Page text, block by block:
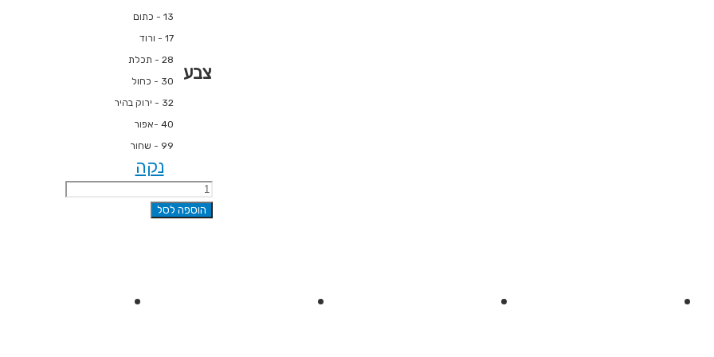
צבע
13 - כתום
17 - ורוד
28 - תכלת
30 - כחול
32 - ירוק בהיר
40 -אפור
99 - שחור
נקה
כמות
של
הוספה לסל